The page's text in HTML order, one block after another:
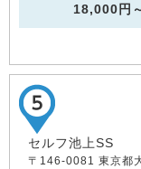
18,000円
セルフ池上SS
〒146-0081 東京都